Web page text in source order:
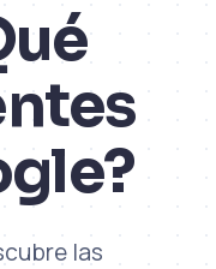
las